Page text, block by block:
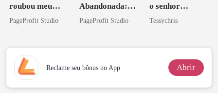
roubou meu
companheiro e
PageProfit Studio
Abandonada:
Agora Intocável
PageProfit Studio
o senhor
Bilionário
Tessychris
Reclame seu bônus no App Abrir